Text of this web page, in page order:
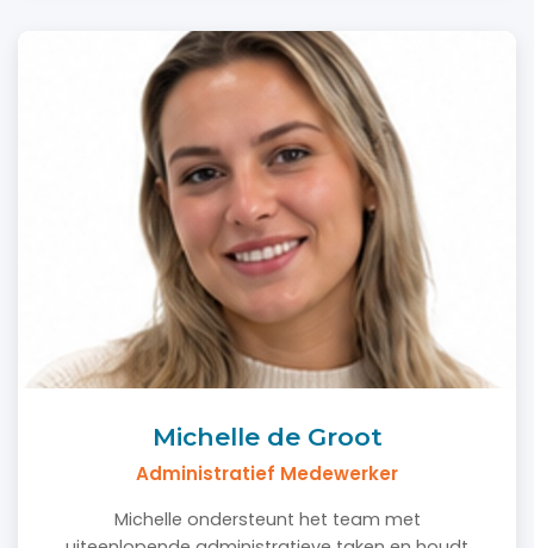
Michelle de Groot
Administratief Medewerker
Michelle ondersteunt het team met